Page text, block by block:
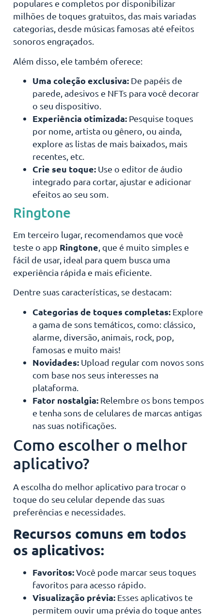
populares e completos por disponibilizar
milhões de toques gratuitos, das mais variadas
categorias, desde músicas famosas até efeitos
sonoros engraçados.
Além disso, ele também oferece:
Uma coleção exclusiva: De papéis de
parede, adesivos e NFTs para você decorar
o seu dispositivo.
Experiência otimizada: Pesquise toques
por nome, artista ou gênero, ou ainda,
explore as listas de mais baixados, mais
recentes, etc.
Crie seu toque:Use o editor de áudio
integrado para cortar, ajustar e adicionar
efeitos ao seu som.
Ringtone
Em terceiro lugar, recomendamos que você
teste o app Ringtone , que é muito simples e
fácil de usar, ideal para quem busca uma
experiência rápida e mais eficiente.
Dentre suas características, se destacam:
Categorias de toques completas: Explore
a gama de sons temáticos, como: clássico,
alarme, diversão, animais, rock, pop,
famosas e muito mais!
Novidades: Upload regular com novos sons
com base nos seus interesses na
plataforma.
Fator nostalgia:Relembre os bons tempos
e tenha sons de celulares de marcas antigas
nas suas notificações.
Como escolher o melhor
aplicativo?
A escolha do melhor aplicativo para trocar o
toque do seu celular depende das suas
preferências e necessidades.
Recursos comuns em todos
os aplicativos:
Favoritos:Você pode marcar seus toques
favoritos para acesso rápido.
Visualização prévia:Esses aplicativos te
permitem ouvir uma prévia do toque antes